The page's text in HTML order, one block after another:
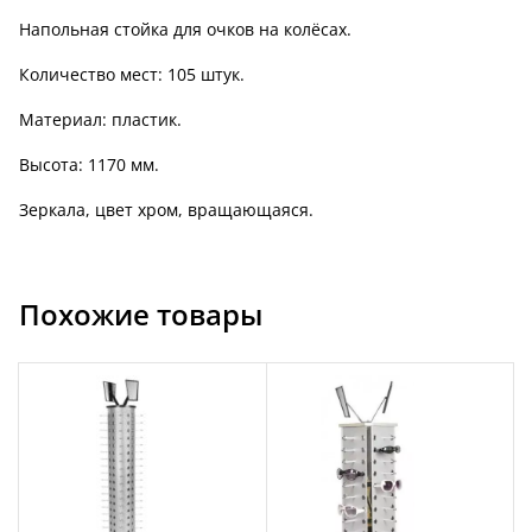
Напольная стойка для очков на колёсах.
Количество мест: 105 штук.
Материал: пластик.
Высота: 1170 мм.
Зеркала, цвет хром, вращающаяся.
Похожие товары